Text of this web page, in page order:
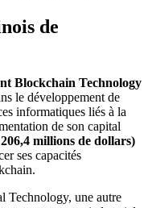
de
Blockchain Technology
le développement de
informatiques liés à la
de son capital
millions de dollars)
ses capacités
Technology, une autre